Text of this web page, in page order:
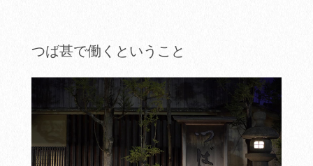
つば甚で働くということ